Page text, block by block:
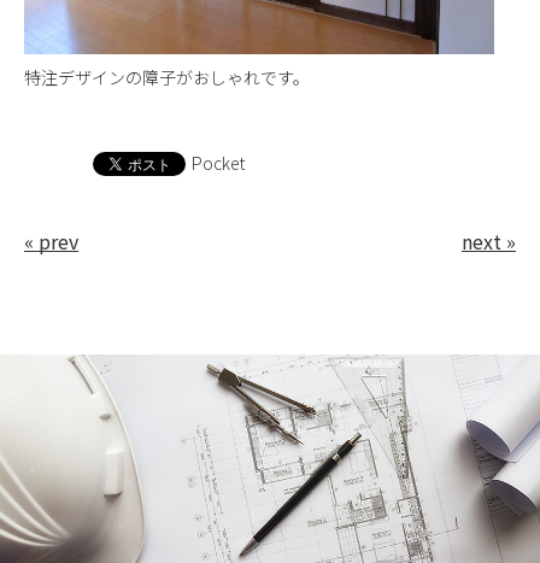
特注デザインの障子がおしゃれです。
Pocket
« prev next »